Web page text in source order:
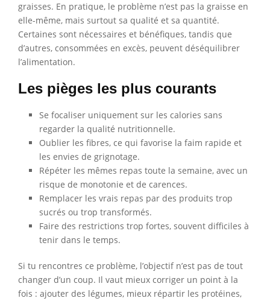
graisses. En pratique, le problème n’est pas la graisse en
elle-même, mais surtout sa qualité et sa quantité.
Certaines sont nécessaires et bénéfiques, tandis que
d’autres, consommées en excès, peuvent déséquilibrer
l’alimentation.
Les pièges les plus courants
Se focaliser uniquement sur les calories sans
regarder la qualité nutritionnelle.
Oublier les fibres, ce qui favorise la faim rapide et
les envies de grignotage.
Répéter les mêmes repas toute la semaine, avec un
risque de monotonie et de carences.
Remplacer les vrais repas par des produits trop
sucrés ou trop transformés.
Faire des restrictions trop fortes, souvent difficiles à
tenir dans le temps.
Si tu rencontres ce problème, l’objectif n’est pas de tout
changer d’un coup. Il vaut mieux corriger un point à la
fois : ajouter des légumes, mieux répartir les protéines,